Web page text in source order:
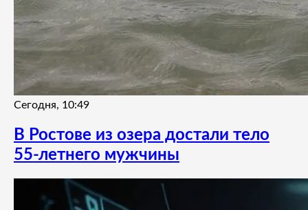
Сегодня, 10:49
В Ростове из озера достали тело
55-летнего мужчины